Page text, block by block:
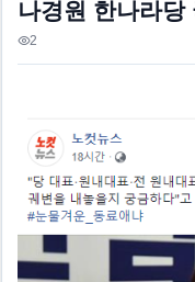
나경원 한나라당
2